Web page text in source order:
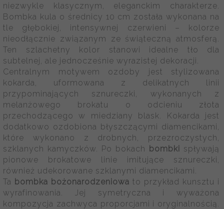
niezwykle klasycznym, eleganckim charakterze.
Bombka kula o średnicy 10 cm została wykonana na
tle głębokiej, intensywnej czerwieni – kolorze
nieodłącznie związanym ze świąteczną atmosferą.
Ten szlachetny kolor stanowi idealne tło dla
subtelnej, ale jednocześnie wyrazistej dekoracji.
Centralnym motywem ozdoby jest stylizowana
kokarda, uformowana z delikatnych linii
przypominających sznureczki, wykonanych z
melanżowego brokatu o odcieniu złota
przechodzącego w miedziany blask. Kokarda jest
dodatkowo ozdobiona błyszczącymi diamencikami,
które wykonano z drobnych, przezroczystych,
szklanych kamyczków. Po bokach bombki
spływają
pionowe brokatowe linie imitujące sznureczki,
również udekorowane szklanymi diamencikami.
Ta bombka bożonarodzeniowa to przykład kunsztu i
wyrafinowania. Jej symetryczna i wyważona
kompozycja zachwyca proporcjami i oryginalnością.